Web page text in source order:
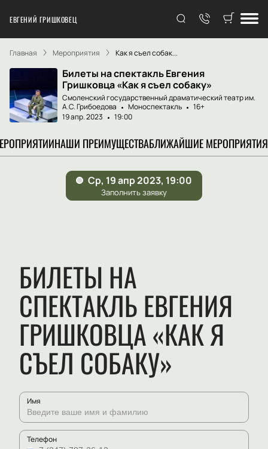
ЕВГЕНИЙ ГРИШКОВЕЦ
Главная Мероприятия Как я съел собак...
Билеты на спектакль Евгения
Гришковца «Как я съел собаку»
Смоленский государственный драматический театр им.
А.С. Грибоедова
Моноспектакль
16+
19 апр. 2023
19:00
НАШИ ПРЕИМУЩЕСТВАБЛИЖАЙШИЕ МЕРОПРИЯТИЯ
БИЛЕТЫ НА
СПЕКТАКЛЬ ЕВГЕНИЯ
ГРИШКОВЦА «КАК Я
СЪЕЛ СОБАКУ»
Имя
Телефон